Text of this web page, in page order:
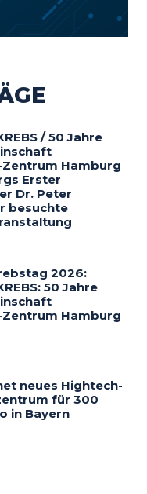
/ 50 Jahre
Hamburg
Erster
Dr. Peter
besuchte
2026:
50 Jahre
Hamburg
neues Hightech-
für 300
in Bayern